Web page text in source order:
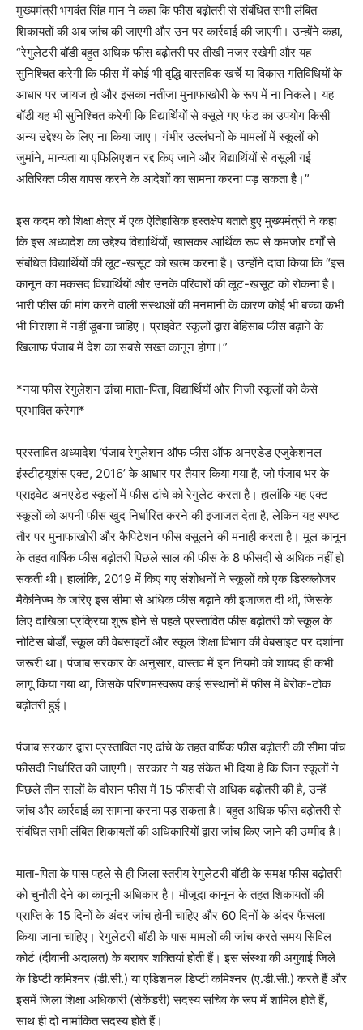
मुख्यमंत्री भगवंत सिंह मान ने कहा कि फीस बढ़ोतरी से संबंधित सभी लंबित
शिकायतों की अब जांच की जाएगी और उन पर कार्रवाई की जाएगी। उन्होंने कहा,
“रेगुलेटरी बॉडी बहुत अधिक फीस बढ़ोतरी पर तीखी नजर रखेगी और यह
सुनिश्चित करेगी कि फीस में कोई भी वृद्धि वास्तविक खर्चे या विकास गतिविधियों के
आधार पर जायज हो और इसका नतीजा मुनाफाखोरी के रूप में ना निकले। यह
बॉडी यह भी सुनिश्चित करेगी कि विद्यार्थियों से वसूले गए फंड का उपयोग किसी
अन्य उद्देश्य के लिए ना किया जाए। गंभीर उल्लंघनों के मामलों में स्कूलों को
जुर्माने, मान्यता या एफिलिएशन रद्द किए जाने और विद्यार्थियों से वसूली गई
अतिरिक्त फीस वापस करने के आदेशों का सामना करना पड़ सकता है।”
इस कदम को शिक्षा क्षेत्र में एक ऐतिहासिक हस्तक्षेप बताते हुए मुख्यमंत्री ने कहा
कि इस अध्यादेश का उद्देश्य विद्यार्थियों, खासकर आर्थिक रूप से कमजोर वर्गों से
संबंधित विद्यार्थियों की लूट-खसूट को खत्म करना है। उन्होंने दावा किया कि “इस
कानून का मकसद विद्यार्थियों और उनके परिवारों की लूट-खसूट को रोकना है।
भारी फीस की मांग करने वाली संस्थाओं की मनमानी के कारण कोई भी बच्चा कभी
भी निराशा में नहीं डूबना चाहिए। प्राइवेट स्कूलों द्वारा बेहिसाब फीस बढ़ाने के
खिलाफ पंजाब में देश का सबसे सख्त कानून होगा।”
*नया फीस रेगुलेशन ढांचा माता-पिता, विद्यार्थियों और निजी स्कूलों को कैसे
प्रभावित करेगा*
प्रस्तावित अध्यादेश ‘पंजाब रेगुलेशन ऑफ फीस ऑफ अनएडेड एजुकेशनल
इंस्टीट्यूशंस एक्ट, 2016’ के आधार पर तैयार किया गया है, जो पंजाब भर के
प्राइवेट अनएडेड स्कूलों में फीस ढांचे को रेगुलेट करता है। हालांकि यह एक्ट
स्कूलों को अपनी फीस खुद निर्धारित करने की इजाजत देता है, लेकिन यह स्पष्ट
तौर पर मुनाफाखोरी और कैपिटेशन फीस वसूलने की मनाही करता है। मूल कानून
के तहत वार्षिक फीस बढ़ोतरी पिछले साल की फीस के 8 फीसदी से अधिक नहीं हो
सकती थी। हालांकि, 2019 में किए गए संशोधनों ने स्कूलों को एक डिस्क्लोजर
मैकेनिज्म के जरिए इस सीमा से अधिक फीस बढ़ाने की इजाजत दी थी, जिसके
लिए दाखिला प्रक्रिया शुरू होने से पहले प्रस्तावित फीस बढ़ोतरी को स्कूल के
नोटिस बोर्डों, स्कूल की वेबसाइटों और स्कूल शिक्षा विभाग की वेबसाइट पर दर्शाना
जरूरी था। पंजाब सरकार के अनुसार, वास्तव में इन नियमों को शायद ही कभी
लागू किया गया था, जिसके परिणामस्वरूप कई संस्थानों में फीस में बेरोक-टोक
बढ़ोतरी हुई।
पंजाब सरकार द्वारा प्रस्तावित नए ढांचे के तहत वार्षिक फीस बढ़ोतरी की सीमा पांच
फीसदी निर्धारित की जाएगी। सरकार ने यह संकेत भी दिया है कि जिन स्कूलों ने
पिछले तीन सालों के दौरान फीस में 15 फीसदी से अधिक बढ़ोतरी की है, उन्हें
जांच और कार्रवाई का सामना करना पड़ सकता है। बहुत अधिक फीस बढ़ोतरी से
संबंधित सभी लंबित शिकायतों की अधिकारियों द्वारा जांच किए जाने की उम्मीद है।
माता-पिता के पास पहले से ही जिला स्तरीय रेगुलेटरी बॉडी के समक्ष फीस बढ़ोतरी
को चुनौती देने का कानूनी अधिकार है। मौजूदा कानून के तहत शिकायतों की
प्राप्ति के 15 दिनों के अंदर जांच होनी चाहिए और 60 दिनों के अंदर फैसला
किया जाना चाहिए। रेगुलेटरी बॉडी के पास मामलों की जांच करते समय सिविल
कोर्ट (दीवानी अदालत) के बराबर शक्तियां होती हैं। इस संस्था की अगुवाई जिले
के डिप्टी कमिश्नर (डी.सी.) या एडिशनल डिप्टी कमिश्नर (ए.डी.सी.) करते हैं और
इसमें जिला शिक्षा अधिकारी (सेकेंडरी) सदस्य सचिव के रूप में शामिल होते हैं,
साथ ही दो नामांकित सदस्य होते हैं।